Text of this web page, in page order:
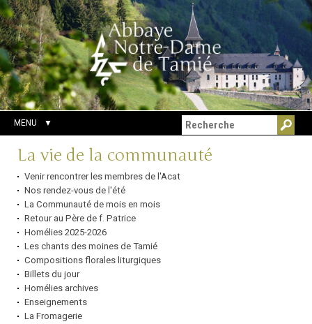
Aller
au
contenu.
|
Aller
à
la
navigation
Outils
personnels
Chercher par
Recherche
avancée…
MENU
Navigation
La vie de la communauté
Venir rencontrer les membres de l'Acat
Nos rendez-vous de l'été
La Communauté de mois en mois
Retour au Père de f. Patrice
Homélies 2025-2026
Les chants des moines de Tamié
Compositions florales liturgiques
Billets du jour
Homélies archives
Enseignements
La Fromagerie